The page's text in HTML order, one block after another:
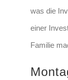
was die
einer
Familie